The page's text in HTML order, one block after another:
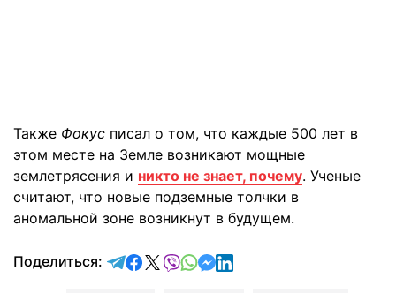
Также Фокус писал о том, что каждые 500 лет в
этом месте на Земле возникают мощные
землетрясения и никто не знает, почему. Ученые
считают, что новые подземные толчки в
аномальной зоне возникнут в будущем.
Поделиться: отправить в Telegram
поделиться в Facebook
поделиться в X
отправить в Viber
отправить в Whatsapp
отправить в Messenger
отправить в LinkedIn